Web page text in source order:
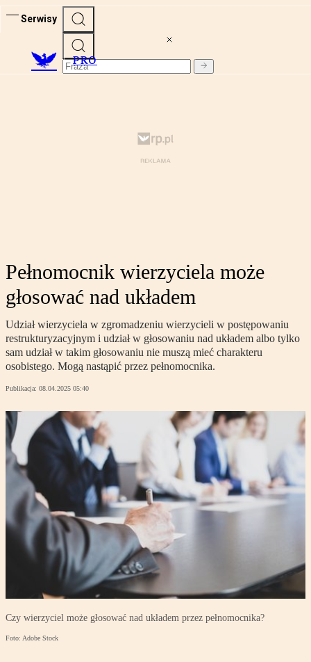
Serwisy
PRO
Pełnomocnik wierzyciela może
głosować nad układem
Udział wierzyciela w zgromadzeniu wierzycieli w postępowaniu
restrukturyzacyjnym i udział w głosowaniu nad układem albo tylko
sam udział w takim głosowaniu nie muszą mieć charakteru
osobistego. Mogą nastąpić przez pełnomocnika.
Publikacja: 08.04.2025 05:40
Czy wierzyciel może głosować nad układem przez pełnomocnika?
Foto: Adobe Stock